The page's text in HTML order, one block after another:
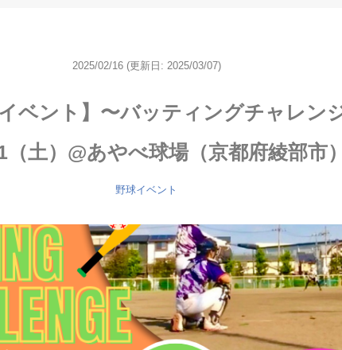
2025/02/16 (更新日: 2025/03/07)
イベント】〜バッティングチャレン
（土）@あやべ球場（京都府綾部市）
野球イベント